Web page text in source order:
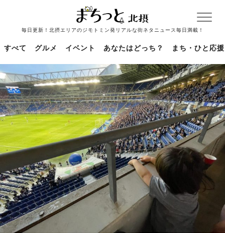
毎日更新！北摂エリアのジモトミン発リアルな街ネタニュース毎日満載！
すべて グルメ イベント あなたはどっち？ まち・ひと応援